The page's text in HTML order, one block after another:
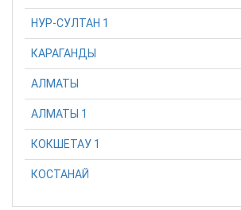
НУР-СУЛТАН 1
КАРАГАНДЫ
АЛМАТЫ
АЛМАТЫ 1
КОКШЕТАУ 1
КОСТАНАЙ